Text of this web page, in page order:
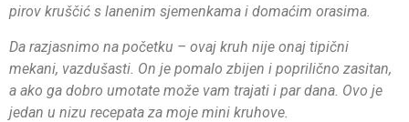
pirov kruščić s lanenim sjemenkama i domaćim orasima.
Da razjasnimo na početku – ovaj kruh nije onaj tipični
mekani, vazdušasti. On je pomalo zbijen i poprilično zasitan,
a ako ga dobro umotate može vam trajati i par dana. Ovo je
jedan u nizu recepata za moje mini kruhove.